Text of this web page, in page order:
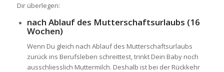
Dir überlegen:
nach Ablauf des Mutterschaftsurlaubs (16
Wochen)
Wenn Du gleich nach Ablauf des Mutterschaftsurlaubs
zurück ins Berufsleben schreittest, trinkt Dein Baby noch
ausschliesslich Muttermilch. Deshalb ist bei der Rückkehr